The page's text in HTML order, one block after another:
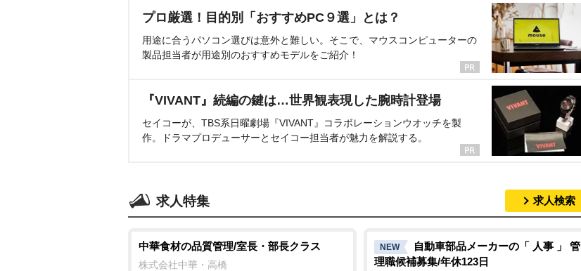
プロ厳選！目的別「おすすめPC９選」とは？
用途に合うパソコン選びは意外と難しい。そこで、マウスコンピューターの
製品担当者が用途別のおすすめモデルをご紹介！
『VIVANT』続編の鍵は…世界観表現した腕時計登場
セイコーが、TBS系日曜劇場『VIVANT』コラボレーションウオッチを製
作。ドラマプロデューサーとセイコー担当者が魅力を解説する。
求人特集 求人検索
中華食材の品質管理/室長・部長クラス
株式会社中華・高橋
NEW
自動車部品メーカーの「 人事 」 管
理職候補募集/年休123日